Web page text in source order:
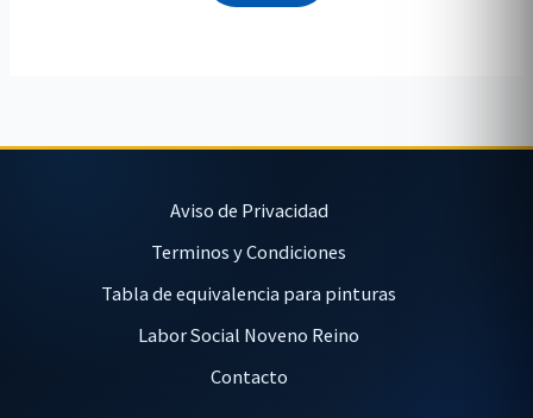
Aviso de Privacidad
Terminos y Condiciones
Tabla de equivalencia para pinturas
Labor Social Noveno Reino
Contacto